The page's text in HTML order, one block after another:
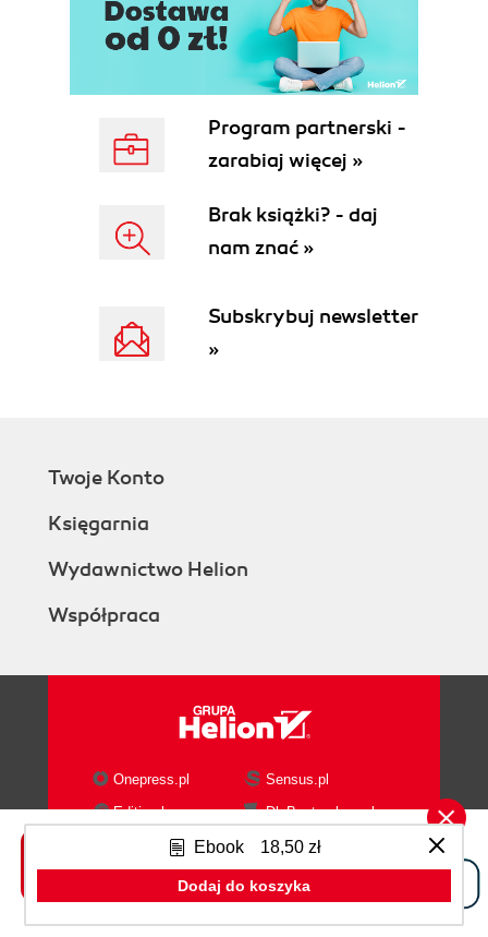
Ebook 18,50 zł
Dodaj do koszyka
Program partnerski -
zarabiaj więcej »
Brak książki? - daj
nam znać »
Subskrybuj newsletter
»
Twoje Konto
Księgarnia
Wydawnictwo Helion
Współpraca
Onepress.pl
Sensus.pl
Editio.pl
DlaBystrzakow.pl
Bezdroza.pl
Ebookpoint.pl
Videopoint.pl
Beya.pl